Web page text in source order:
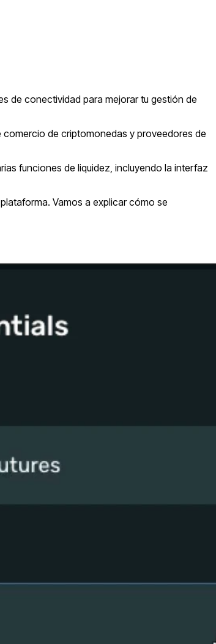
de conectividad para mejorar tu gestión de
de criptomonedas y proveedores de
funciones de liquidez, incluyendo la interfaz
Vamos a explicar cómo se